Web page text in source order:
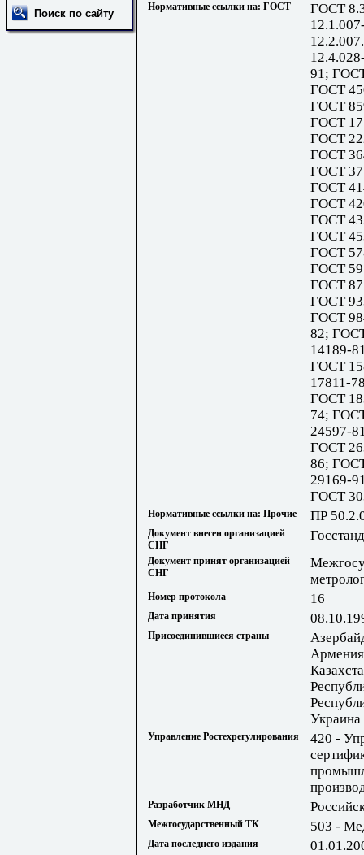
Поиск по сайту
Нормативные ссылки на: ГОСТ
ГОСТ
91;
ГОСТ
ГОСТ
ГОСТ
ГОСТ
ГОСТ
ГОСТ
ГОСТ
ГОСТ
ГОСТ
ГОСТ
ГОСТ
ГОСТ
ГОСТ
ГОСТ
ГОСТ
82;
14189-
ГОСТ
17811-
ГОСТ
74;
24597-
ГОСТ
86;
29169-
ГОСТ
Нормативные ссылки на: Прочие ПР
Документ внесен организацией
СНГ
Документ принят организацией
СНГ
Номер протокола 16
Дата принятия
Присоединившиеся страны
Украина
Управление Ростехрегулирования
420 -
Разработчик МНД
Межгосударственный ТК 503 -
Дата последнего издания